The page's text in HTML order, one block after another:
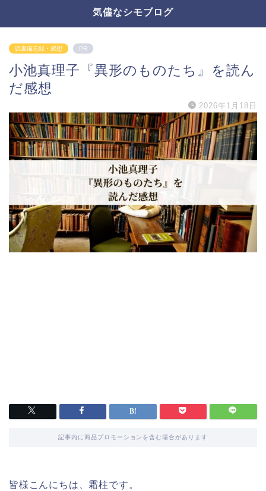
気儘なシモブログ
読書備忘録・感想 PR
小池真理子『異形のものたち』を読ん
だ感想
2026年1月18日
記事内に商品プロモーションを含む場合があります
皆様こんにちは、霜柱です。